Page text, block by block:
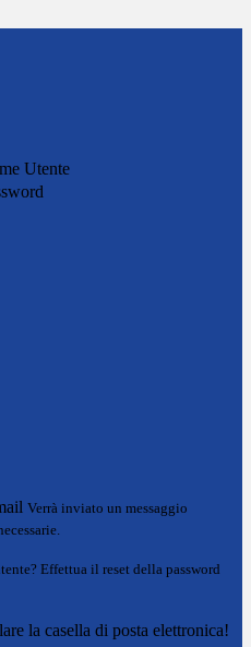
Utente
Verrà inviato un messaggio
Effettua il reset della password
la casella di posta elettronica!